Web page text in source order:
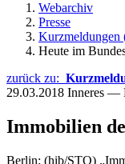
Webarchiv
Presse
Kurzmeldungen
Heute im
zurück zu:
29.03.2018 Inneres —
Immobilien
Berlin: (hib/STO)